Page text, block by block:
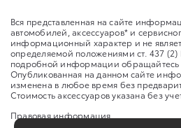
Вся представленная на сайте
автомобилей, аксессуаров* и
информационный характер и не
определяемой положениями ст. 437 (2)
подробной информации обращайтесь
Опубликованная на данном сайте
изменена в любое время без
Стоимость аксессуаров указана без
Правовая информация